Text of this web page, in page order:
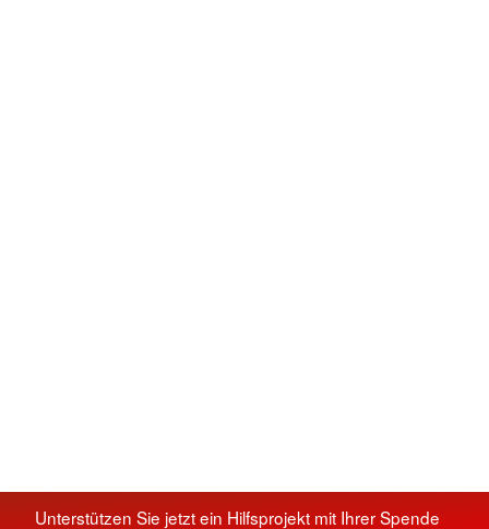
Unterstützen Sie jetzt ein Hilfsprojekt mit Ihrer Spende